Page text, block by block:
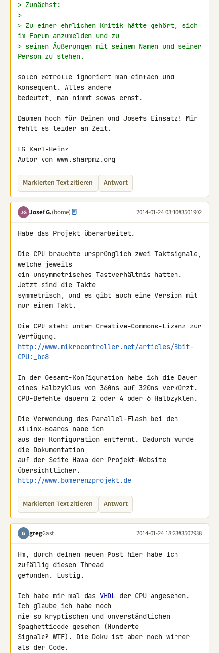
> Zunächst:
>
> Zu einer ehrlichen Kritik hätte gehört, sich
im Forum anzumelden und zu
> seinen Äußerungen mit seinem Namen und seiner
Person zu stehen.
solch Getrolle ignoriert man einfach und
konsequent. Alles andere
bedeutet, man nimmt sowas ernst.
Daumen hoch für Deinen und Josefs Einsatz! Mir
fehlt es leider an Zeit.
LG Karl-Heinz
Autor von www.sharpmz.org
Markierten Text zitieren Antwort
JG Josef G.(bome) 2014-01-24 03:10#3501902
Habe das Projekt überarbeitet.
Die CPU brauchte ursprünglich zwei Taktsignale,
welche jeweils
ein unsymmetrisches Tastverhältnis hatten.
Jetzt sind die Takte
symmetrisch, und es gibt auch eine Version mit
nur einem Takt.
Die CPU steht unter Creative-Commons-Lizenz zur
http://www.mikrocontroller.net/articles/8bit-
CPU:_bo8
In der Gesamt-Konfiguration habe ich die Dauer
eines Halbzyklus von 360ns auf 320ns verkürzt.
CPU-Befehle dauern 2 oder 4 oder 6 Halbzyklen.
Die Verwendung des Parallel-Flash bei den
Xilinx-Boards habe ich
aus der Konfiguration entfernt. Dadurch wurde
die Dokumentation
auf der Seite Hawa der Projekt-Website
http://www.bomerenzprojekt.de
Markierten Text zitieren Antwort
G gregGast 2014-01-24 18:23#3502938
Hm, durch deinen neuen Post hier habe ich
zufällig diesen Thread
gefunden. Lustig.
Ich habe mir mal das VHDL der CPU angesehen.
Ich glaube ich habe noch
nie so kryptischen und unverständlichen
Spaghetticode gesehen (Hunderte
Signale? WTF). Die Doku ist aber noch wirrer
als der Code.